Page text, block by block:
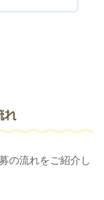
れ
の流れをご紹介し